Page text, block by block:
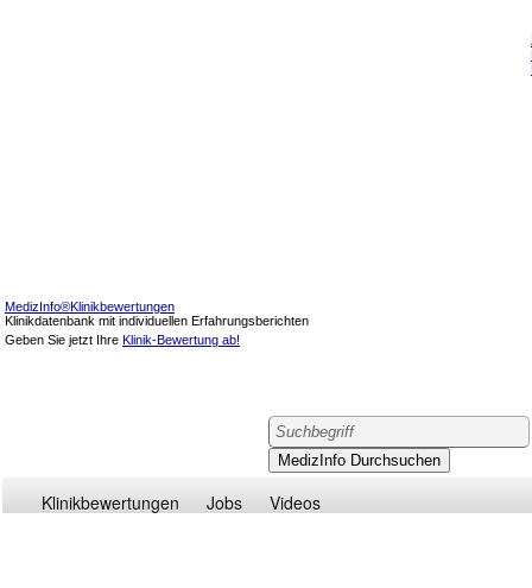
MedizInfo®Klinikbewertungen
Klinikdatenbank mit individuellen Erfahrungsberichten
Geben Sie jetzt Ihre Klinik-Bewertung ab!
Klinikbewertungen Jobs Videos